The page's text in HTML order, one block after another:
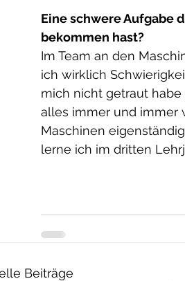
Eine schwere Aufgabe
bekommen hast?
Im Team an den
ich wirklich
mich nicht getraut
alles immer und immer
Maschinen
lerne ich im dritten
Beiträge